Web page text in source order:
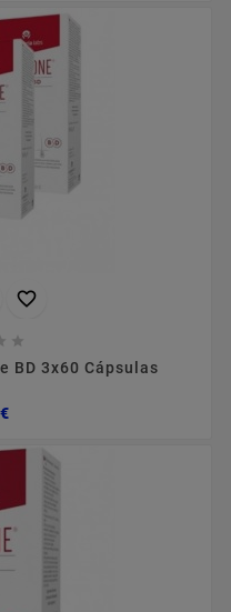


BD 3x60 Cápsulas
Preço